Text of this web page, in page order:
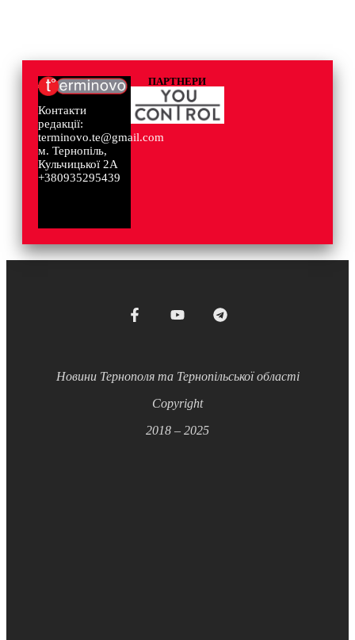
Контакти
редакції:
terminovo.te@gmail.com
м. Тернопіль,
Кульчицької 2А
+380935295439
ПАРТНЕРИ
Новини Тернополя та Тернопільської області
Copyright
2018 – 2025